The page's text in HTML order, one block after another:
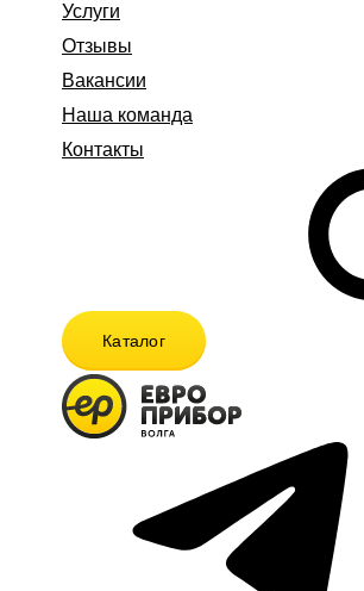
Услуги
Отзывы
Вакансии
Наша команда
Контакты
Каталог